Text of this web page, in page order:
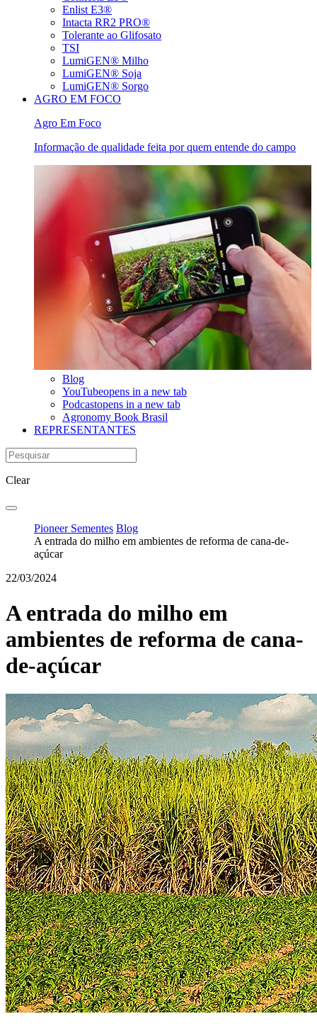
Enlist E3®
Intacta RR2 PRO®
Tolerante ao Glifosato
TSI
LumiGEN® Milho
LumiGEN® Soja
LumiGEN® Sorgo
AGRO EM FOCO
Agro Em Foco
Informação de qualidade feita por quem entende do campo
Blog
YouTubeopens in a new tab
Podcastopens in a new tab
Agronomy Book Brasil
REPRESENTANTES
Clear
Pioneer Sementes Blog
A entrada do milho em ambientes de reforma de cana-de-
açúcar
22/03/2024
A entrada do milho em
ambientes de reforma de cana-
de-açúcar